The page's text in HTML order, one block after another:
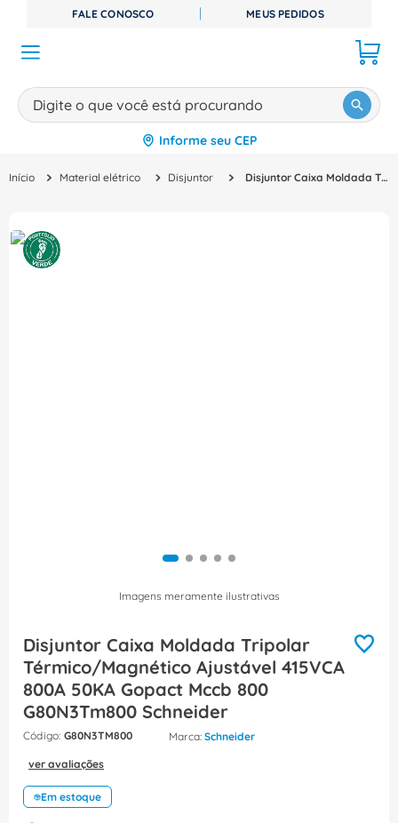
FALE CONOSCO MEUS PEDIDOS
Digite o que você está procurando
Informe seu CEP
Material elétrico Disjuntor Disjuntor Caixa Moldada Tripolar Térmico/Magnético Ajustável 415VCA 800A 50KA Gopact Mccb 800 G80N3Tm800 Schneider
Imagens meramente ilustrativas
Disjuntor Caixa Moldada Tripolar
Térmico/Magnético Ajustável 415VCA
800A 50KA Gopact Mccb 800
G80N3Tm800 Schneider
: G80N3TM800 Schneider
ver avaliações
Em estoque
TERMOS MAIS BUSCADOS
º disjuntor
3º